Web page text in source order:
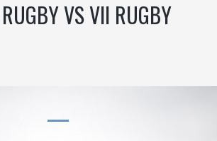
VS VII RUGBY